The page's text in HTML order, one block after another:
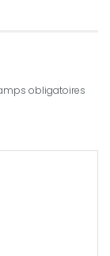
obligatoires